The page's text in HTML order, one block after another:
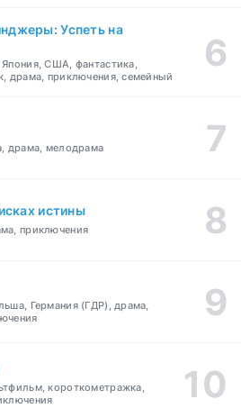
Успеть на
США, фантастика,
драма, приключения, семейный
драма, мелодрама
истины
приключения
Германия (ГДР), драма,
короткометражка,